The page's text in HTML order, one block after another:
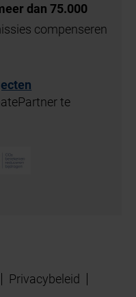
dan 75.000
compenseren
te
Privacybeleid